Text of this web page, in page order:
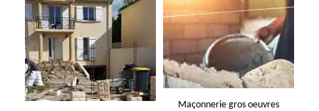
Maçonnerie gros oeuvres